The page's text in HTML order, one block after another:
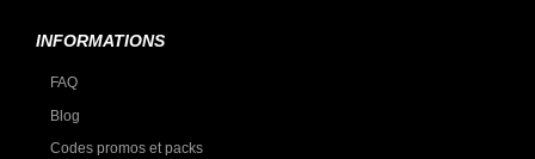
INFORMATIONS
FAQ
Blog
Codes promos et packs